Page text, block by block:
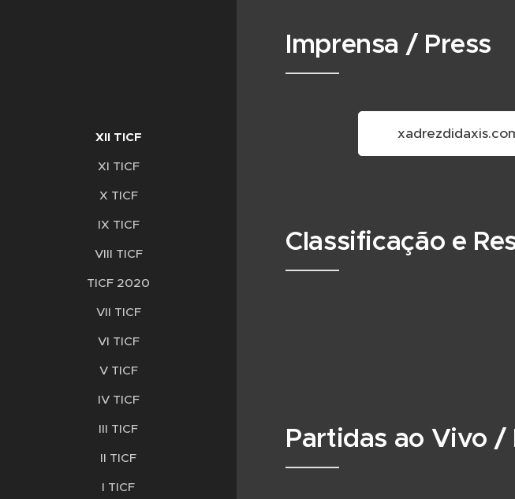
XII TICF
XI TICF
X TICF
IX TICF
VIII TICF
TICF 2020
VII TICF
VI TICF
V TICF
IV TICF
III TICF
II TICF
I TICF
Imprensa / Press
Classificação e
Partidas ao Vivo /